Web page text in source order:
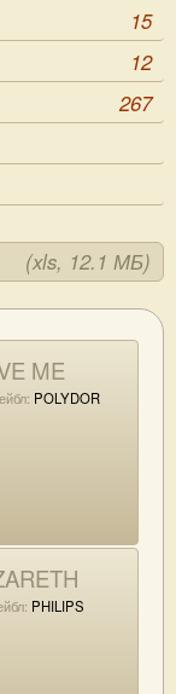
15
12
267
(xls, 12.1 МБ)
ME
POLYDOR
PHILIPS